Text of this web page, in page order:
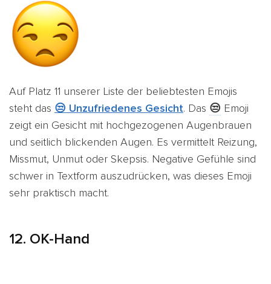
Auf Platz 11 unserer Liste der beliebtesten Emojis
steht das 😒 Unzufriedenes Gesicht. Das 😒 Emoji
zeigt ein Gesicht mit hochgezogenen Augenbrauen
und seitlich blickenden Augen. Es vermittelt Reizung,
Missmut, Unmut oder Skepsis. Negative Gefühle sind
schwer in Textform auszudrücken, was dieses Emoji
sehr praktisch macht.
12. OK-Hand